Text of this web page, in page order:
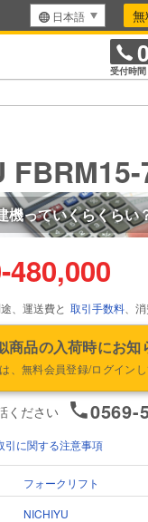
日本語
受付時
機っていくらくらい
-480,000
、運送費と 取引手数料、
商品の入荷時にお知
、無料会員登録/ログイン
ください 0569-
引に関する注意事項
フォークリフト
NICHIYU